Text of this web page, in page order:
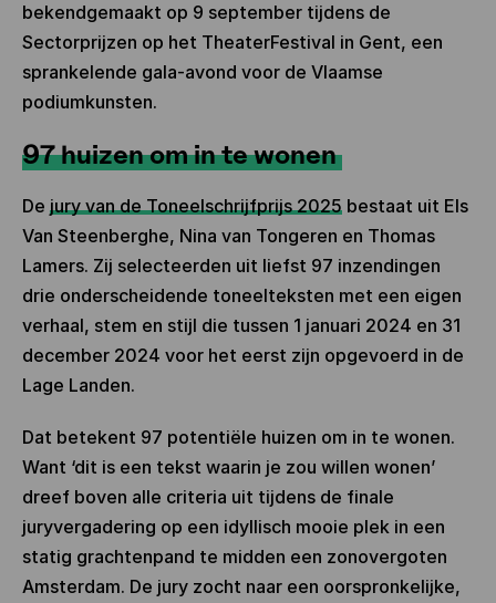
bekendgemaakt op 9 september tijdens de
Sectorprijzen op het TheaterFestival in Gent, een
sprankelende gala-avond voor de Vlaamse
podiumkunsten.
97 huizen om in te wonen
De jury van de Toneelschrijfprijs 2025 bestaat uit Els
Van Steenberghe, Nina van Tongeren en Thomas
Lamers. Zij selecteerden uit liefst 97 inzendingen
drie onderscheidende toneelteksten met een eigen
verhaal, stem en stijl die tussen 1 januari 2024 en 31
december 2024 voor het eerst zijn opgevoerd in de
Lage Landen.
Dat betekent 97 potentiële huizen om in te wonen.
Want ‘dit is een tekst waarin je zou willen wonen’
dreef boven alle criteria uit tijdens de finale
juryvergadering op een idyllisch mooie plek in een
statig grachtenpand te midden een zonovergoten
Amsterdam. De jury zocht naar een oorspronkelijke,